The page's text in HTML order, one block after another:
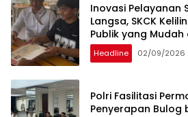
Inovasi Pelayanan
Langsa, SKCK
Publik yang Mudah
Headline 02/09/2026
Polri Fasilitasi
Penyerapan Bulog